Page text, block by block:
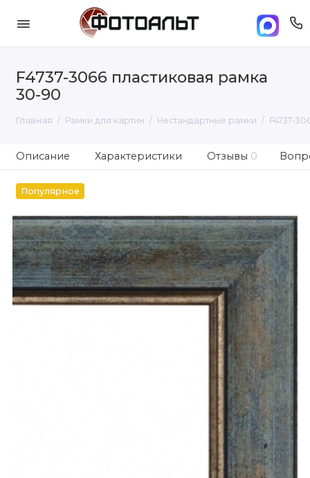
F4737-3066 пластиковая рамка
30-90
Главная Рамки для картин Нестандартные рамки F4737-
Описание Характеристики Отзывы 0
Популярное